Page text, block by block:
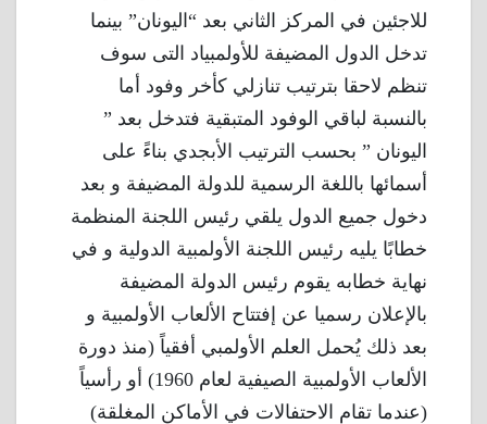
للاجئين في المركز الثاني بعد “اليونان” بينما
تدخل الدول المضيفة للأولمبياد التى سوف
تنظم لاحقا بترتيب تنازلي كأخر وفود أما
بالنسبة لباقي الوفود المتبقية فتدخل بعد ”
اليونان ” بحسب الترتيب الأبجدي بناءً على
أسمائها باللغة الرسمية للدولة المضيفة و بعد
دخول جميع الدول يلقي رئيس اللجنة المنظمة
خطابًا يليه رئيس اللجنة الأولمبية الدولية و في
نهاية خطابه يقوم رئيس الدولة المضيفة
بالإعلان رسميا عن إفتتاح الألعاب الأولمبية و
بعد ذلك يُحمل العلم الأولمبي أفقياً (منذ دورة
الألعاب الأولمبية الصيفية لعام 1960) أو رأسياً
(عندما تقام الاحتفالات في الأماكن المغلقة)